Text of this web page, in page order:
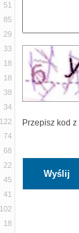
51
85
29
33
18
18
38
34
122
74
68
22
45
41
102
18
Przepisz kod